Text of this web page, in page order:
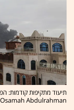
תיעוד מתקיפות קודמות:
Abdulrahman